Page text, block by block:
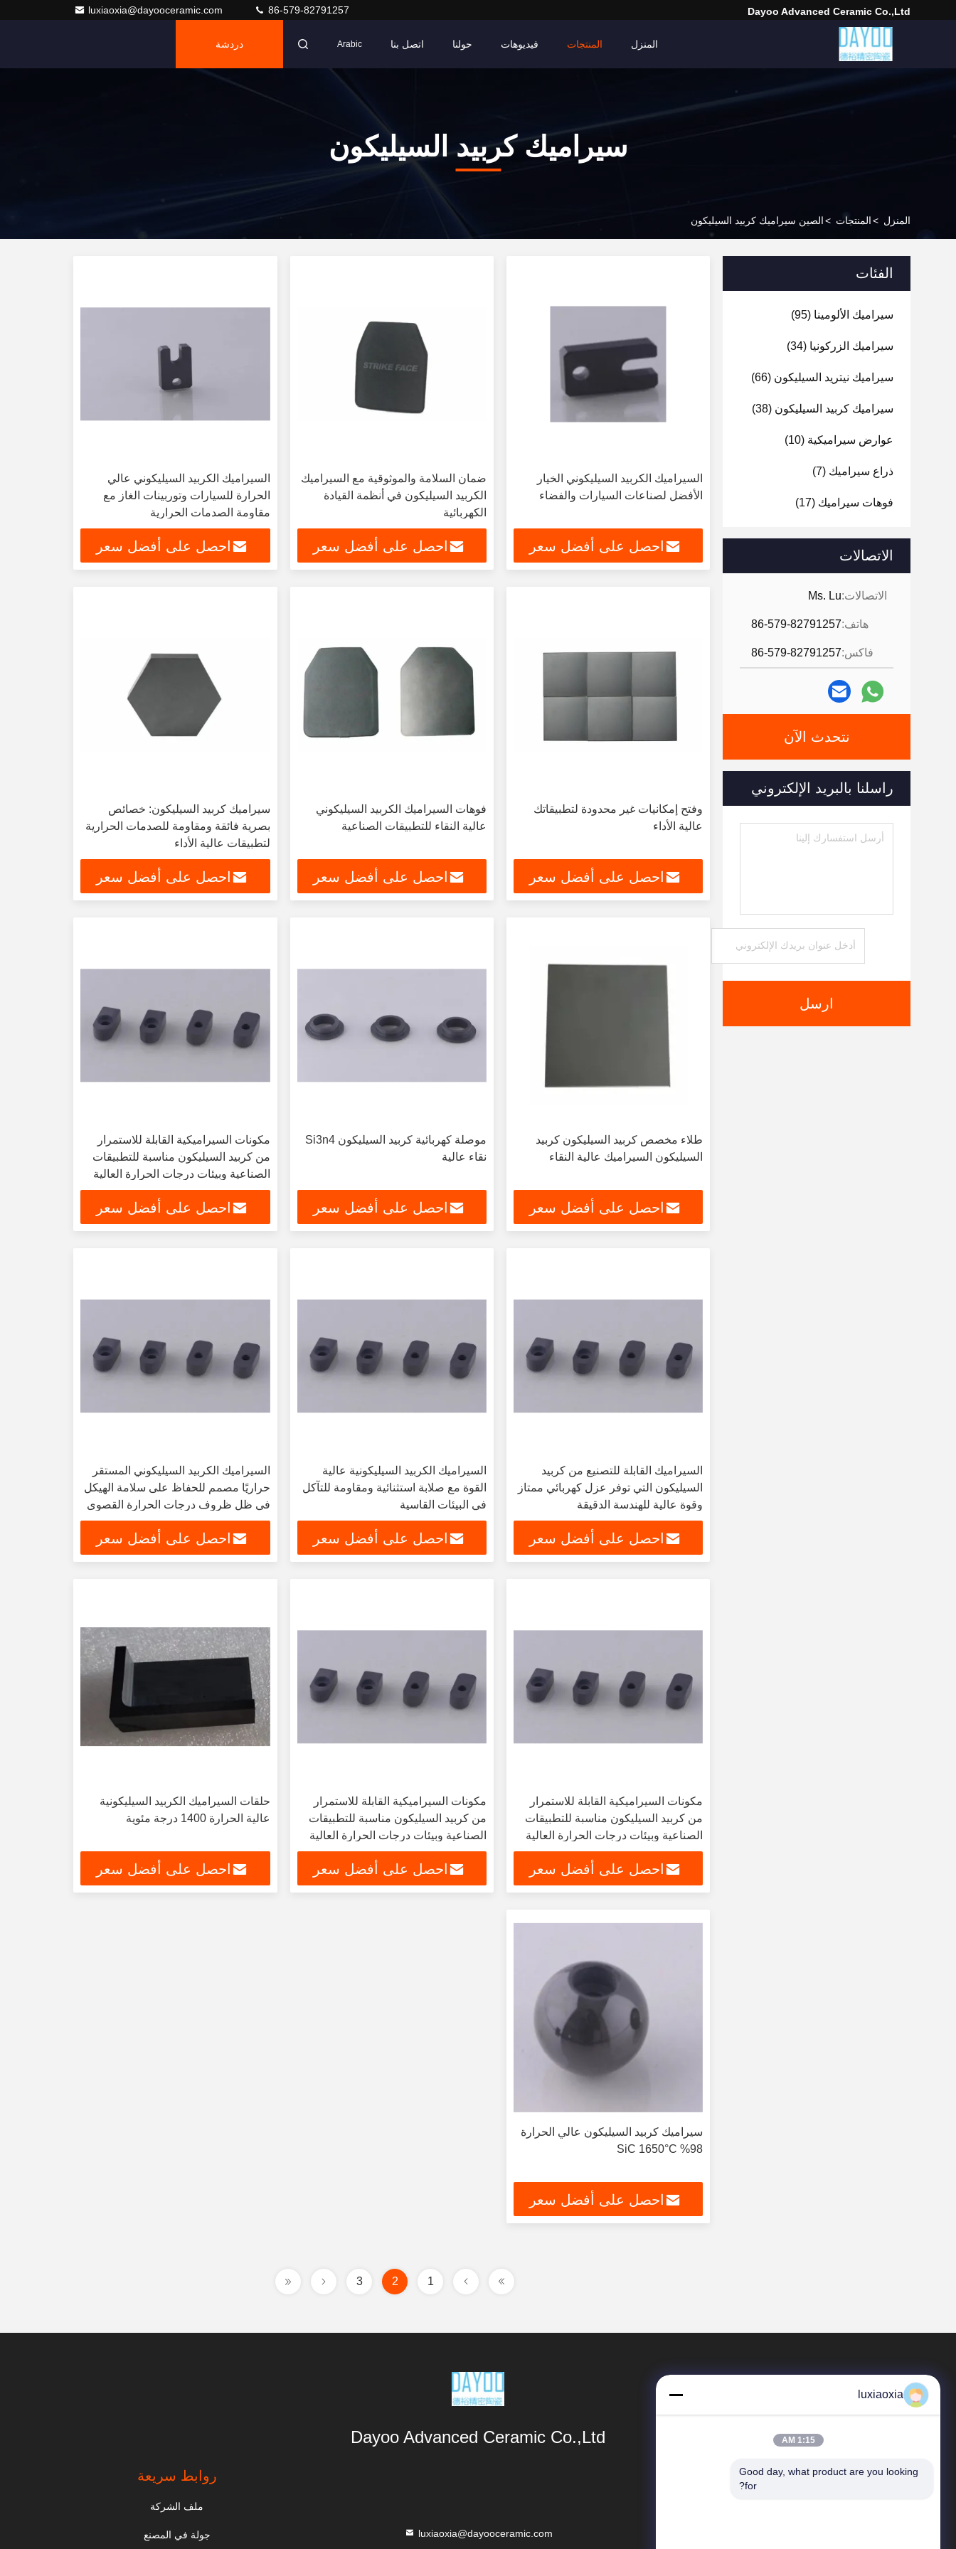
Dayoo Advanced Ceramic Co.,Ltd
luxiaoxia@dayooceramic.com 86-579-82791257
المنزل المنتجات فيديوهات حولنا اتصل بنا Arabic دردشة
سيراميك كربيد السيليكون
المنزل >المنتجات >الصين سيراميك كربيد السيليكون
الفئات
سيراميك الألومينا (95)
سيراميك الزركونيا (34)
سيراميك نيتريد السيليكون (66)
سيراميك كربيد السيليكون (38)
عوارض سيراميكية (10)
ذراع سيراميك (7)
فوهات سيراميك (17)
الاتصالات
الاتصالات:Ms. Lu
هاتف:86-579-82791257
فاكس:86-579-82791257
نتحدث الآن
راسلنا بالبريد الإلكتروني
ارسل
السيراميك الكربيد السيليكوني الخيار
الأفضل لصناعات السيارات والفضاء
احصل على أفضل سعر
ضمان السلامة والموثوقية مع السيراميك
الكربيد السيليكون في أنظمة القيادة
الكهربائية
احصل على أفضل سعر
السيراميك الكربيد السيليكوني عالي
الحرارة للسيارات وتوربينات الغاز مع
مقاومة الصدمات الحرارية
احصل على أفضل سعر
وفتح إمكانيات غير محدودة لتطبيقاتك
عالية الأداء
احصل على أفضل سعر
فوهات السيراميك الكربيد السيليكوني
عالية النقاء للتطبيقات الصناعية
احصل على أفضل سعر
سيراميك كربيد السيليكون: خصائص
بصرية فائقة ومقاومة للصدمات الحرارية
لتطبيقات عالية الأداء
احصل على أفضل سعر
طلاء مخصص كربيد السيليكون كربيد
السيليكون السيراميك عالية النقاء
احصل على أفضل سعر
موصلة كهربائية كربيد السيليكون Si3n4
نقاء عالية
احصل على أفضل سعر
مكونات السيراميكية القابلة للاستمرار
من كربيد السيليكون مناسبة للتطبيقات
الصناعية وبيئات درجات الحرارة العالية
احصل على أفضل سعر
السيراميك القابلة للتصنيع من كربيد
السيليكون التي توفر عزل كهربائي ممتاز
وقوة عالية للهندسة الدقيقة
احصل على أفضل سعر
السيراميك الكربيد السيليكونية عالية
القوة مع صلابة استثنائية ومقاومة للتآكل
في البيئات القاسية
احصل على أفضل سعر
السيراميك الكربيد السيليكوني المستقر
حراريًا مصمم للحفاظ على سلامة الهيكل
في ظل ظروف درجات الحرارة القصوى
احصل على أفضل سعر
مكونات السيراميكية القابلة للاستمرار
من كربيد السيليكون مناسبة للتطبيقات
الصناعية وبيئات درجات الحرارة العالية
احصل على أفضل سعر
مكونات السيراميكية القابلة للاستمرار
من كربيد السيليكون مناسبة للتطبيقات
الصناعية وبيئات درجات الحرارة العالية
احصل على أفضل سعر
حلقات السيراميك الكربيد السيليكونية
عالية الحرارة 1400 درجة مئوية
احصل على أفضل سعر
سيراميك كربيد السيليكون عالي الحرارة
98% SiC 1650°C
احصل على أفضل سعر
1
2
3
Dayoo Advanced Ceramic Co.,Ltd
المنتجات
luxiaoxia@dayooceramic.com
روابط سريعة
ملف الشركة
جولة في المصنع
luxiaoxia
1:15 AM
Good day, what product are you looking
for?